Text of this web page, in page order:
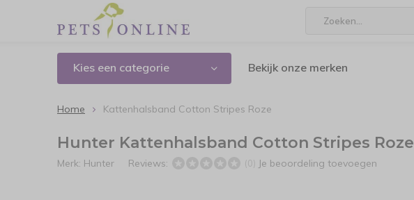
Kies een categorie Bekijk onze merken
Home Kattenhalsband Cotton Stripes Roze
Hunter Kattenhalsband Cotton Stripes Roze
Merk: Hunter Reviews: (0) Je beoordeling toevoegen